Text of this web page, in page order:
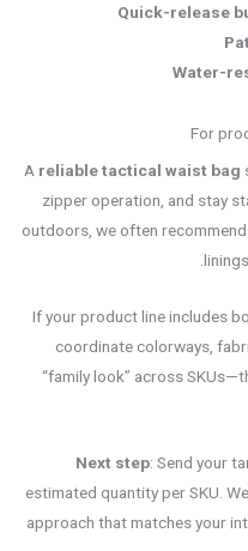
Quick-release
Water-
For
A reliable tactical waist bag
zipper operation, and stay
outdoors, we often
If your product line includes
coordinate colorways,
“family look” across
Next step: Send your
estimated quantity per SKU.
approach that matches your